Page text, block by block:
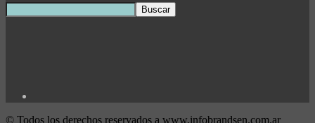
© Todos los derechos reservados a www.infobrandsen.com.ar